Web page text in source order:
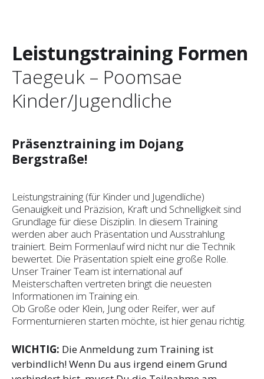
Leistungstraining Formen
Taegeuk – Poomsae
Kinder/Jugendliche
Präsenztraining im Dojang
Bergstraße!
Leistungstraining (für Kinder und Jugendliche)
Genauigkeit und Präzision, Kraft und Schnelligkeit sind
Grundlage für diese Disziplin. In diesem Training
werden aber auch Präsentation und Ausstrahlung
trainiert. Beim Formenlauf wird nicht nur die Technik
bewertet. Die Präsentation spielt eine große Rolle.
Unser Trainer Team ist international auf
Meisterschaften vertreten bringt die neuesten
Informationen im Training ein.
Ob Große oder Klein, Jung oder Reifer, wer auf
Formenturnieren starten möchte, ist hier genau richtig.
WICHTIG: Die Anmeldung zum Training ist
verbindlich! Wenn Du aus irgend einem Grund